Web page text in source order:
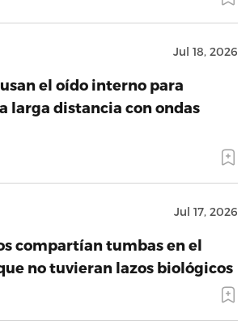
Jul 18, 2026
el oído interno para
larga distancia con ondas
Jul 17, 2026
compartían tumbas en el
no tuvieran lazos biológicos